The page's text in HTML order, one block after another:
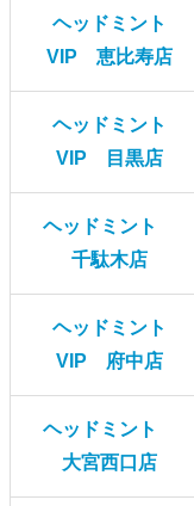
ヘッドミント
VIP 恵比寿店
ヘッドミント
VIP 目黒店
ヘッドミント
千駄木店
ヘッドミント
VIP 府中店
ヘッドミント
大宮西口店